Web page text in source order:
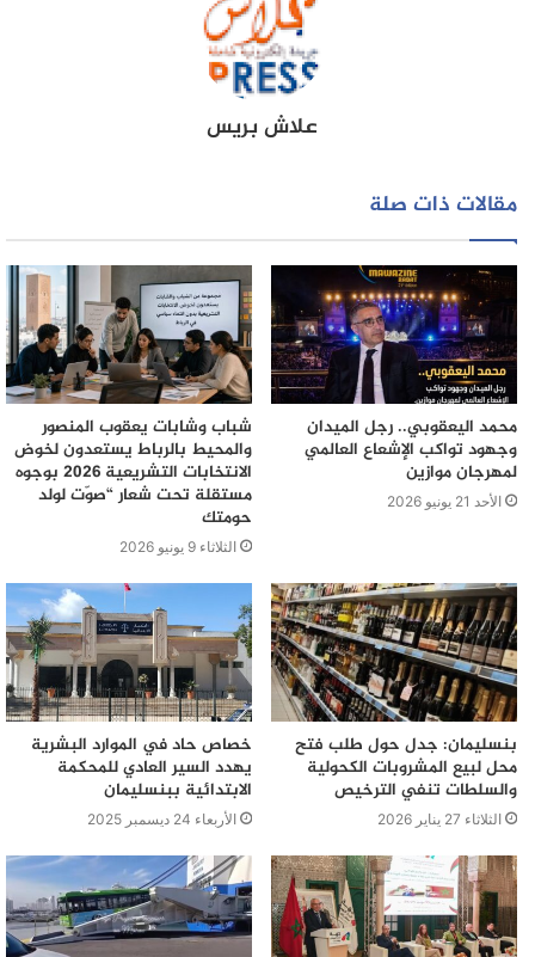
علاش بريس
مقالات ذات صلة
محمد اليعقوبي.. رجل الميدان
وجهود تواكب الإشعاع العالمي
لمهرجان موازين
الأحد 21 يونيو 2026
شباب وشابات يعقوب المنصور
والمحيط بالرباط يستعدون لخوض
الانتخابات التشريعية 2026 بوجوه
مستقلة تحت شعار “صوّت لولد
حومتك
الثلاثاء 9 يونيو 2026
بنسليمان: جدل حول طلب فتح
محل لبيع المشروبات الكحولية
والسلطات تنفي الترخيص
الثلاثاء 27 يناير 2026
خصاص حاد في الموارد البشرية
يهدد السير العادي للمحكمة
الابتدائية ببنسليمان
الأربعاء 24 ديسمبر 2025